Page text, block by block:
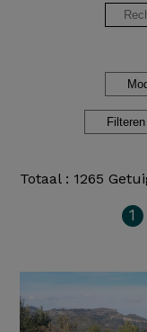
Totaal : 1265
1